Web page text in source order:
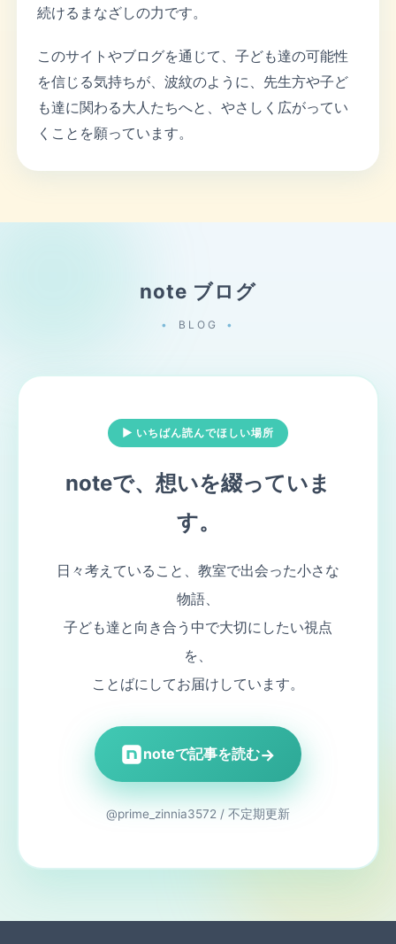
続けるまなざしの力です。
このサイトやブログを通じて、子ども達の可能性
を信じる気持ちが、波紋のように、先生方や子ど
も達に関わる大人たちへと、やさしく広がってい
くことを願っています。
note ブログ
BLOG
▶ いちばん読んでほしい場所
noteで、想いを綴っていま
す。
日々考えていること、教室で出会った小さな
物語、
子ども達と向き合う中で大切にしたい視点
を、
ことばにしてお届けしています。
noteで記事を読む→
@prime_zinnia3572 / 不定期更新